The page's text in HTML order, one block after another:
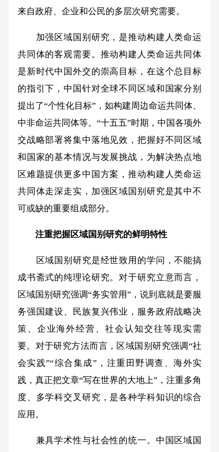
来自政府、企业和公民的多层次研究需要。
加强区域国别研究，是推动构建人类命运
共同体的客观需要。推动构建人类命运共同体
是新时代中国外交的崇高目标，在这个总目标
的指引下，中国针对全球不同区域和国家分别
提出了“个性化目标”，如构建周边命运共同体、
中非命运共同体等。“十五五”时期，中国各项外
交战略部署将集中落地见效，把握好不同区域
和国家的基本情况与发展挑战，为解决热点地
区难题提供更多中国方案，推动构建人类命运
共同体走深走实，加强区域国别研究是其中不
可或缺的重要组成部分。
注重把握区域国别研究的鲜明特性
区域国别研究是经世致用的学问，不能搞
成书斋式的纯理论研究。对于研究立意而言，
区域国别研究强调“务实管用”，说到底就是要服
务强国建设、民族复兴伟业，服务政府战略决
策、企业海外经营、社会认知交往等现实需
要。对于研究方法而言，区域国别研究强调“社
会实践”“综合集成”，注重田野调查、海外实
践，真正把文章“写在世界的大地上”，注重多角
度、多学科交叉研究，是各种学科知识的综合
应用。
兼具学术性与社会性的统一。中国区域国